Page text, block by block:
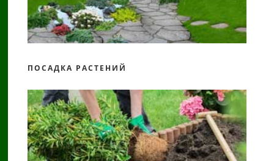
ПОСАДКА РАСТЕНИЙ